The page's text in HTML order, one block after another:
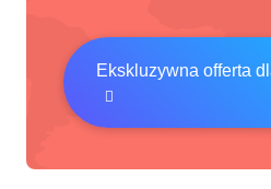
Ekskluzywna offerta